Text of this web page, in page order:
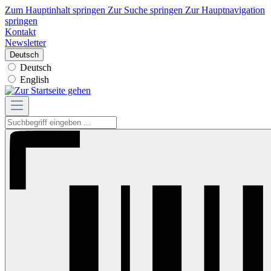
Zum Hauptinhalt springen Zur Suche springen Zur Hauptnavigation
springen
Kontakt
Newsletter
Deutsch
Deutsch
English